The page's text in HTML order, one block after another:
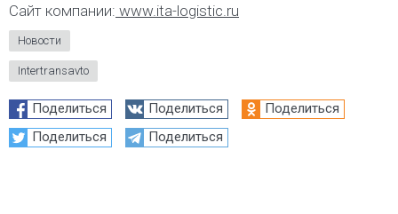
Сайт компании: www.ita-logistic.ru
Новости
Intertransavto
Поделиться Поделиться
Поделиться
Поделиться
Поделиться